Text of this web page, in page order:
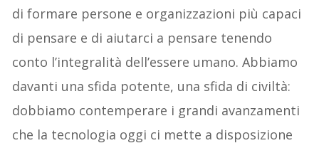
di formare persone e organizzazioni più capaci
di pensare e di aiutarci a pensare tenendo
conto l’integralità dell’essere umano. Abbiamo
davanti una sfida potente, una sfida di civiltà:
dobbiamo contemperare i grandi avanzamenti
che la tecnologia oggi ci mette a disposizione